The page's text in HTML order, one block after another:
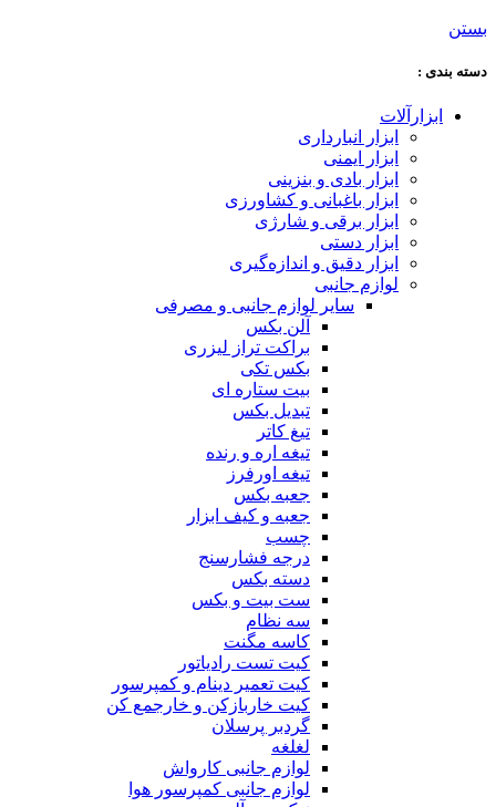
بستن
دسته‌ بندی :
ابزارآلات
ابزار انبارداری
ابزار ایمنی
ابزار بادی و بنزینی
ابزار باغبانی و کشاورزی
ابزار برقی و شارژی
ابزار دستی
ابزار دقیق و اندازه‌گیری
لوازم جانبی
سایر لوازم جانبی و مصرفی
آلن بکس
براکت تراز لیزری
بکس تکی
بیت ستاره ای
تبدیل بکس
تیغ کاتر
تیغه اره و رنده
تیغه اورفرز
جعبه بکس
جعبه و کیف ابزار
چسب
درجه فشارسنج
دسته بکس
ست بیت و بکس
سه نظام
کاسه مگنت
کیت تست رادیاتور
کیت تعمیر دینام و کمپرسور
کیت خاربازکن و خارجمع کن
گردبر پرسلان
لغلغه
لوازم جانبی کارواش
لوازم جانبی کمپرسور هوا